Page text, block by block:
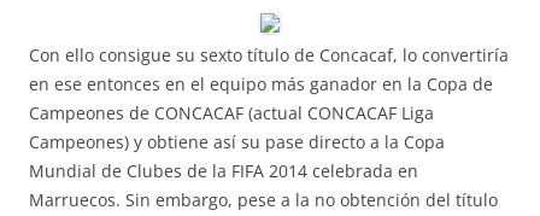
Con ello consigue su sexto título de Concacaf, lo convertiría
en ese entonces en el equipo más ganador en la Copa de
Campeones de CONCACAF (actual CONCACAF Liga
Campeones) y obtiene así su pase directo a la Copa
Mundial de Clubes de la FIFA 2014 celebrada en
Marruecos. Sin embargo, pese a la no obtención del título